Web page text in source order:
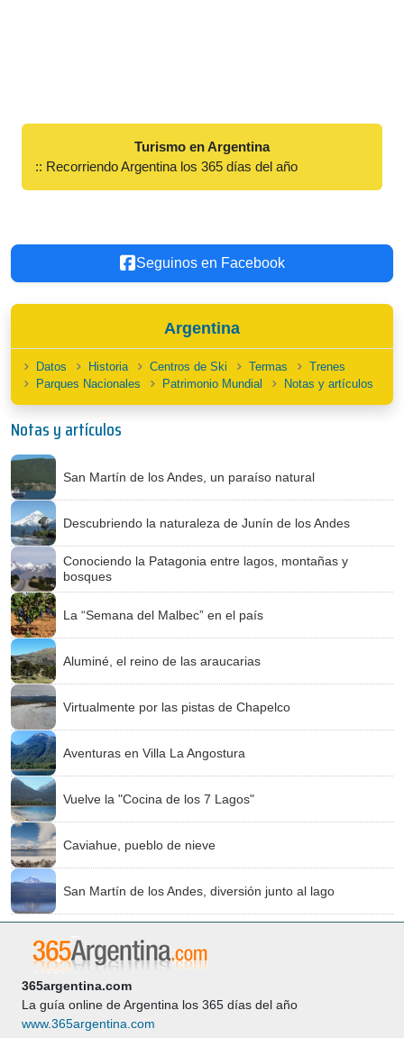
Turismo en Argentina
:: Recorriendo Argentina los 365 días del año
Seguinos en Facebook
Argentina
Datos Historia Centros de Ski Termas
Trenes
Parques Nacionales
Patrimonio Mundial Notas y artículos
Notas y artículos
San Martín de los Andes, un paraíso natural
Descubriendo la naturaleza de Junín de los Andes
Conociendo la Patagonia entre lagos, montañas y
bosques
La “Semana del Malbec” en el país
Aluminé, el reino de las araucarias
Virtualmente por las pistas de Chapelco
Aventuras en Villa La Angostura
Vuelve la "Cocina de los 7 Lagos"
Caviahue, pueblo de nieve
San Martín de los Andes, diversión junto al lago
365argentina.com
La guía online de Argentina los 365 días del año
www.365argentina.com